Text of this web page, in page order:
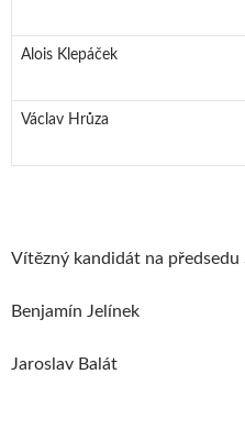
Alois Klepáček
Václav Hrůza
Vítězný kandidát na předsedu
Benjamín Jelínek
Jaroslav Balát